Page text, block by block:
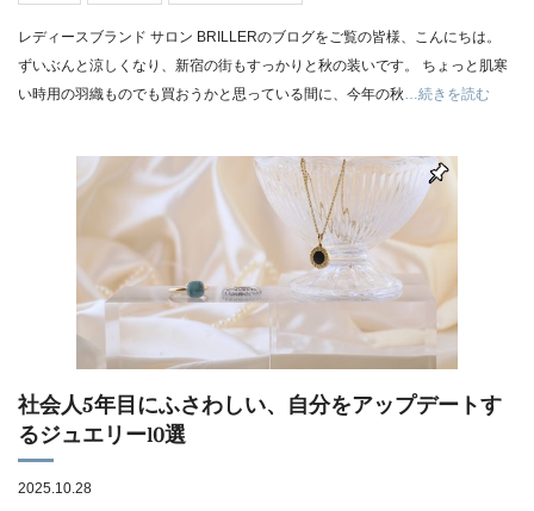
レディースブランド サロン BRILLERのブログをご覧の皆様、こんにちは。
ずいぶんと涼しくなり、新宿の街もすっかりと秋の装いです。 ちょっと肌寒
い時用の羽織ものでも買おうかと思っている間に、今年の秋 …続きを読む
社会人5年目にふさわしい、自分をアップデートす
るジュエリー10選
2025.10.28